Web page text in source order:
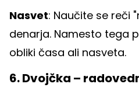
Nasvet: Naučite se reči
denarja. Namesto tega
obliki časa ali nasveta.
6. Dvojčka –